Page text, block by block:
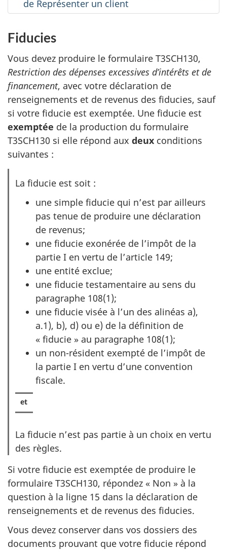
de Représenter un client
Fiducies
Vous devez produire le formulaire T3SCH130,
Restriction des dépenses excessives d’intérêts et de
financement, avec votre déclaration de
renseignements et de revenus des fiducies, sauf
si votre fiducie est exemptée. Une fiducie est
exemptée de la production du formulaire
T3SCH130 si elle répond aux deux conditions
suivantes :
La fiducie est soit :
une simple fiducie qui n’est par ailleurs
pas tenue de produire une déclaration
de revenus;
une fiducie exonérée de l’impôt de la
partie I en vertu de l’article 149;
une entité exclue;
une fiducie testamentaire au sens du
paragraphe 108(1);
une fiducie visée à l’un des alinéas a),
a.1), b), d) ou e) de la définition de
« fiducie » au paragraphe 108(1);
un non-résident exempté de l’impôt de
la partie I en vertu d’une convention
fiscale.
La fiducie n’est pas partie à un choix en vertu
des règles.
Si votre fiducie est exemptée de produire le
formulaire T3SCH130, répondez « Non » à la
question à la ligne 15 dans la déclaration de
renseignements et de revenus des fiducies.
Vous devez conserver dans vos dossiers des
documents prouvant que votre fiducie répond